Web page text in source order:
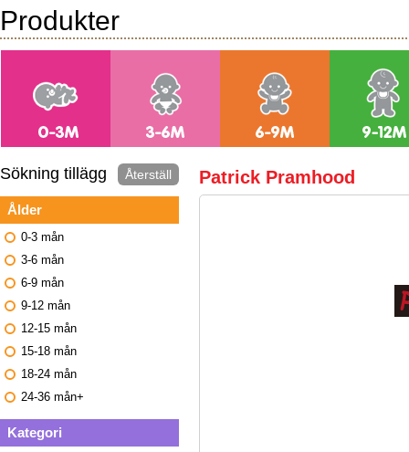
Produkter
Sökning tillägg Återställ
Ålder
0-3 mån
3-6 mån
6-9 mån
9-12 mån
12-15 mån
15-18 mån
18-24 mån
24-36 mån+
Kategori
Patrick Pramhood